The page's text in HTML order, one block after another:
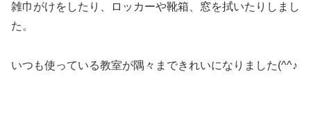
雑巾がけをしたり、ロッカーや靴箱、窓を拭いたりしまし
た。
いつも使っている教室が隅々まできれいになりました(^^♪